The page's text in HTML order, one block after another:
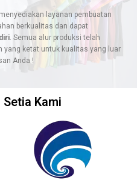
layanan pembuatan
berkualitas dan dapat
. Semua alur produksi telah
yang ketat untuk kualitas yang luar
Anda !
Kami